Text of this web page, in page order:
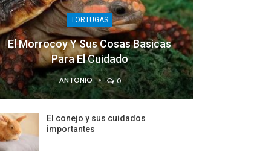
TORTUGAS
El Morrocoy Y Sus Cosas Basicas
Para El Cuidado
ANTONIO 0
El conejo y sus cuidados
importantes